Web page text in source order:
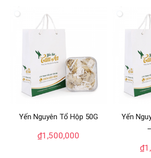
Yến Nguyên Tổ Hộp 50G
₫1,500,000
Yến
₫